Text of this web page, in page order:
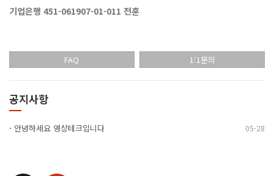
기업은행 451-061907-01-011 전훈
FAQ 1:1문의
공지사항
· 안녕하세요 영상테크입니다 05-28